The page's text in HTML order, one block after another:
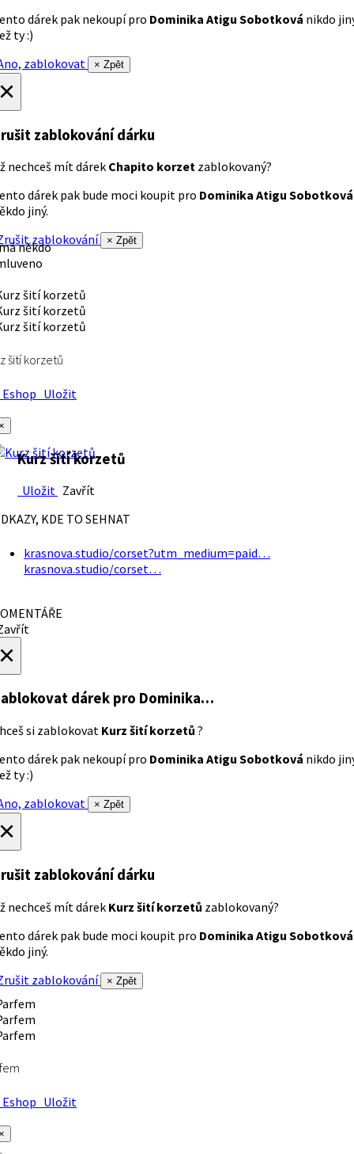
dárek pak nekoupí pro Dominika Atigu Sobotková nikdo
ty :)
zablokovat
× Zpět
zablokování dárku
nechceš mít dárek Chapito korzet zablokovaný?
dárek pak bude moci koupit pro Dominika Atigu Sobotková
jiný.
zablokování
× Zpět
někdo
šití korzetů
Uložit
Kurz šití korzetů
Uložit Zavřít
KDE TO SEHNAT
krasnova.studio/corset?utm_medium=paid…
krasnova.studio/corset…
dárek pro Dominika…
si zablokovat Kurz šití korzetů ?
dárek pak nekoupí pro Dominika Atigu Sobotková nikdo
ty :)
zablokovat
× Zpět
zablokování dárku
nechceš mít dárek Kurz šití korzetů zablokovaný?
dárek pak bude moci koupit pro Dominika Atigu Sobotková
jiný.
zablokování
× Zpět
Uložit